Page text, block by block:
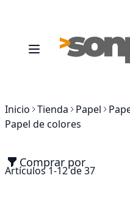
Toggle Nav
Inicio Tienda Papel
Papel de colores
Comprar por
Artículos1-12de37